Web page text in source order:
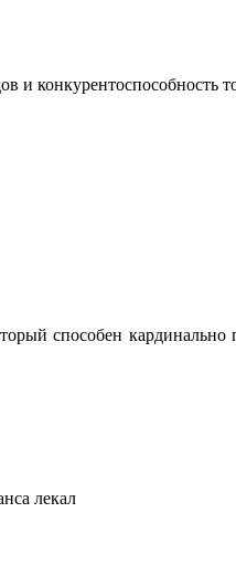
и конкурентоспособность
способен кардинально
лекал